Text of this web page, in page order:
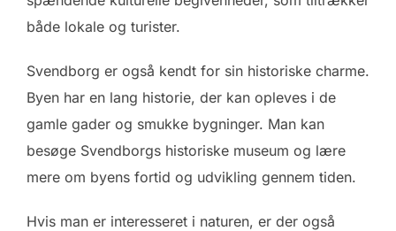
både lokale og turister.
Svendborg er også kendt for sin historiske charme.
Byen har en lang historie, der kan opleves i de
gamle gader og smukke bygninger. Man kan
besøge Svendborgs historiske museum og lære
mere om byens fortid og udvikling gennem tiden.
Hvis man er interesseret i naturen, er der også